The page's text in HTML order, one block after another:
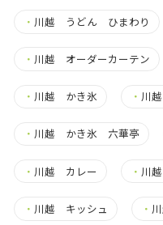
・ 川越 うどん ひまわり
・ 川越 オーダーカーテン
・ 川越 かき氷 ・ 川
・ 川越 かき氷 六華亭
・ 川越 カレー ・ 川
・ 川越 キッシュ ・